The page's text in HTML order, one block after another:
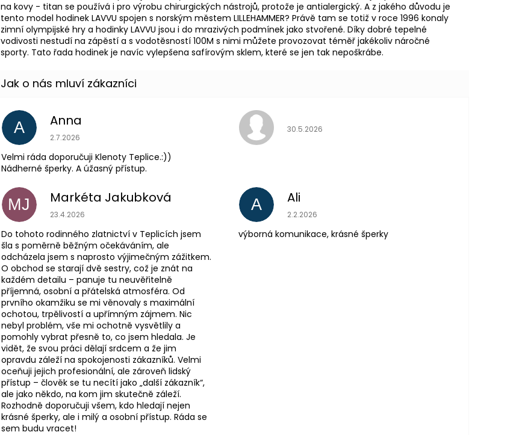
na kovy - titan se používá i pro výrobu chirurgických nástrojů, protože je antialergický. A z jakého důvodu je
tento model hodinek LAVVU spojen s norským městem LILLEHAMMER? Právě tam se totiž v roce 1996 konaly
zimní olympijské hry a hodinky LAVVU jsou i do mrazivých podmínek jako stvořené. Díky dobré tepelné
vodivosti nestudí na zápěstí a s vodotěsností 100M s nimi můžete provozovat téměř jakékoliv náročné
sporty. Tato řada hodinek je navíc vylepšena safírovým sklem, které se jen tak nepoškrábe.
A Anna
Hodnocení obchodu je 5 z 5 hvězdiček.
2.7.2026
Velmi ráda doporučuji Klenoty Teplice.:))
Nádherné šperky. A úžasný přístup.
Hodnocení obchodu je 5 z 5 hvězdiček.
30.5.2026
MJ Markéta Jakubková
Hodnocení obchodu je 5 z 5 hvězdiček.
23.4.2026
Do tohoto rodinného zlatnictví v Teplicích jsem
šla s poměrně běžným očekáváním, ale
odcházela jsem s naprosto výjimečným zážitkem.
O obchod se starají dvě sestry, což je znát na
každém detailu – panuje tu neuvěřitelně
příjemná, osobní a přátelská atmosféra. Od
prvního okamžiku se mi věnovaly s maximální
ochotou, trpělivostí a upřímným zájmem. Nic
nebyl problém, vše mi ochotně vysvětlily a
pomohly vybrat přesně to, co jsem hledala. Je
vidět, že svou práci dělají srdcem a že jim
opravdu záleží na spokojenosti zákazníků. Velmi
oceňuji jejich profesionální, ale zároveň lidský
přístup – člověk se tu necítí jako „další zákazník“,
ale jako někdo, na kom jim skutečně záleží.
Rozhodně doporučuji všem, kdo hledají nejen
krásné šperky, ale i milý a osobní přístup. Ráda se
sem budu vracet!
A Ali
Hodnocení obchodu je 5 z 5 hvězdiček.
2.2.2026
výborná komunikace, krásné šperky